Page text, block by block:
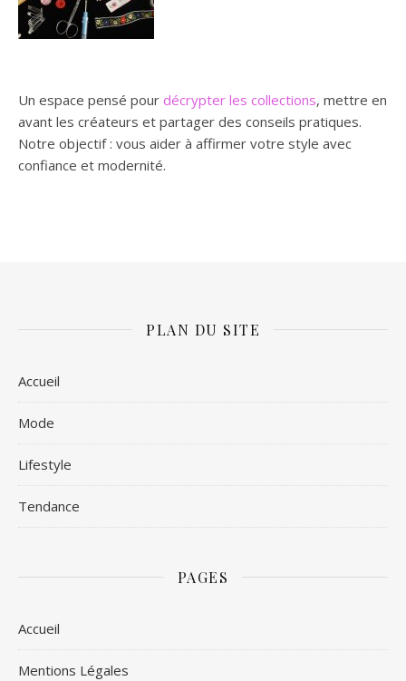
Un espace pensé pour décrypter les collections, mettre en
avant les créateurs et partager des conseils pratiques.
Notre objectif : vous aider à affirmer votre style avec
confiance et modernité.
PLAN DU SITE
Accueil
Mode
Lifestyle
Tendance
PAGES
Accueil
Mentions Légales